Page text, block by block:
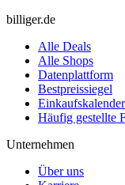
billiger.de
Alle Deals
Alle Shops
Datenplattform
Bestpreissiegel
Einkaufskalender
Häufig gestellte
Unternehmen
Über uns